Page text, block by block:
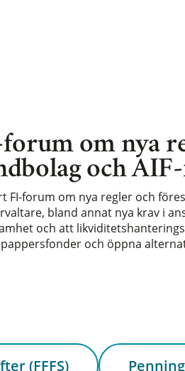
om nya
och
FI-forum om nya regler och
bland annat nya krav i
och att
och öppna
(FFFS)